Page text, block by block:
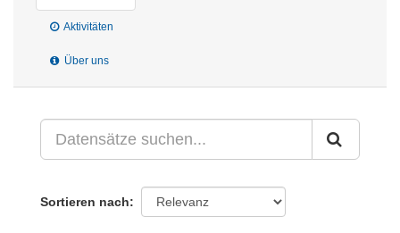
Aktivitäten
Über uns
Sortieren nach